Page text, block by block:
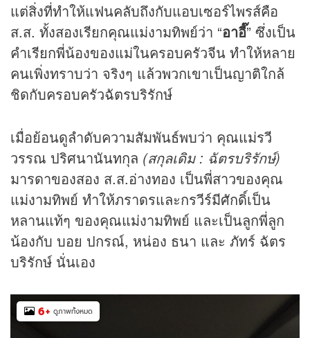
แต่สิ่งที่ทำให้แฟนคลับถึงกับแอบเซอร์ไพรส์คือ
ส.ส. ทั้งสองเรียกคุณแม่งามทิพย์ว่า “อาอี๊” ซึ่งเป็น
คำเรียกพี่น้องของแม่ในครอบครัวจีน ทำให้หลาย
คนเพิ่งทราบว่า จริงๆ แล้วพวกเขาเป็นญาติใกล้
ชิดกับครอบครัวฉัตรบริรักษ์
เมื่อย้อนดูลำดับความสัมพันธ์พบว่า คุณแม่รวี
วรรณ ปริศนานันทกุล (สกุลเดิม : ฉัตรบริรักษ์)
มารดาของสอง ส.ส.อ่างทอง เป็นพี่สาวของคุณ
แม่งามทิพย์ ทำให้ภราดรและกรวีร์มีศักดิ์เป็น
หลานแท้ๆ ของคุณแม่งามทิพย์ และเป็นลูกพี่ลูก
น้องกับ บอย ปกรณ์, หน่อง ธนา และ ภัทร์ ฉัตร
บริรักษ์ นั่นเอง
6+ ดูภาพทั้งหมด